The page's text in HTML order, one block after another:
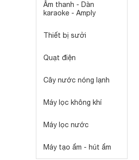
Âm thanh - Dàn
karaoke - Amply
Thiết bị sưởi
Quạt điện
Cây nước nóng lạnh
Máy lọc không khí
Máy lọc nước
Máy tạo ẩm - hút ẩm